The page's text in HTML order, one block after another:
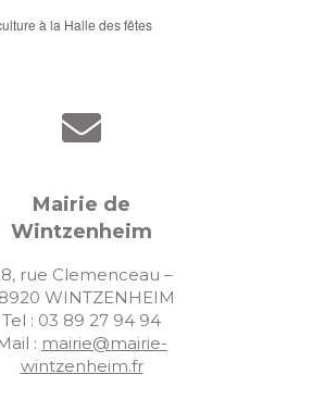
à la Halle des fêtes
Mairie de
Wintzenheim
rue Clemenceau –
WINTZENHEIM
Tel : 03 89 27 94 94
: mairie@mairie-
wintzenheim.fr